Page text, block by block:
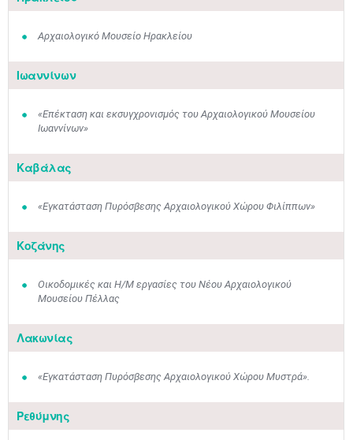
Αρχαιολογικό Μουσείο Ηρακλείου
Ιωαννίνων
«Επέκταση και εκσυγχρονισμός του Αρχαιολογικού Μουσείου
Ιωαννίνων»
Καβάλας
«Εγκατάσταση Πυρόσβεσης Αρχαιολογικού Χώρου Φιλίππων»
Κοζάνης
Οικοδομικές και Η/Μ εργασίες του Νέου Αρχαιολογικού
Μουσείου Πέλλας
Λακωνίας
«Εγκατάσταση Πυρόσβεσης Αρχαιολογικού Χώρου Μυστρά».
Ρεθύμνης